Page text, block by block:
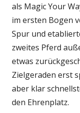
als Magic Your
im ersten Bogen
Spur und
zweites Pferd
etwas
Zielgeraden erst
aber klar
den Ehrenplatz.